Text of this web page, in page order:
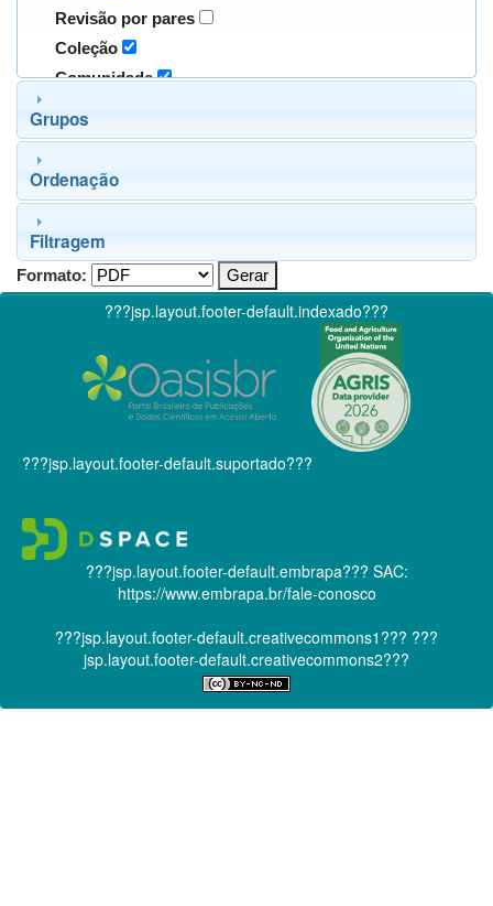
Revisão por pares
Coleção
Comunidade
Grupos
Ordenação
Filtragem
Formato:
???jsp.layout.footer-default.indexado???
???jsp.layout.footer-default.suportado???
???jsp.layout.footer-default.embrapa??? SAC:
https://www.embrapa.br/fale-conosco
???jsp.layout.footer-default.creativecommons1??? ???
jsp.layout.footer-default.creativecommons2???